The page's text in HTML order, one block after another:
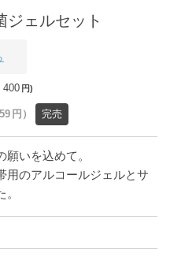
ジェルセット
400 円)
円） 完売
いを込めて。
用のアルコールジェルとサ